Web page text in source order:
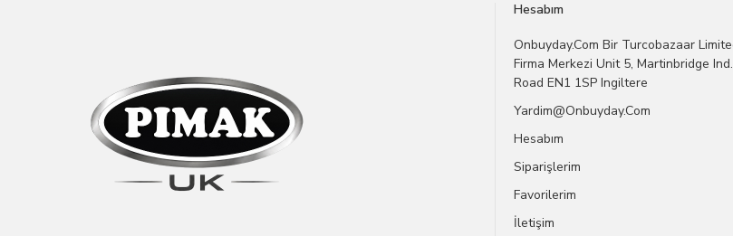
Hesabım
Onbuyday.com Bir Turcobazaar
Firma Merkezi Unit 5, Martinbridge
Road EN1 1SP Ingiltere
Yardim@onbuyday.com
Hesabım
Siparişlerim
Favorilerim
İletişim